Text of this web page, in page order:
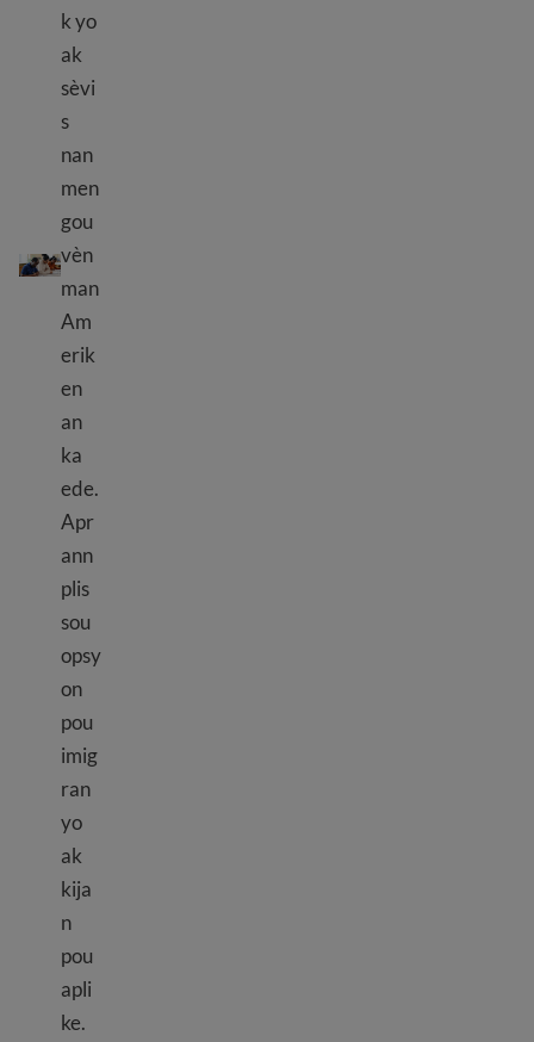
Ki avantaj piblik yo ye?
k yo
ak
sèvi
s
nan
men
gou
vèn
man
Am
erik
en
an
ka
ede.
Apr
ann
plis
sou
opsy
on
pou
imig
ran
yo
ak
kija
n
pou
apli
ke.